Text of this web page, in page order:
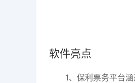
软件亮点
1、保利票务平台